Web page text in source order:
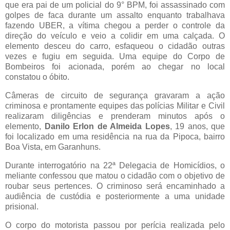
que era pai de um policial do 9° BPM, foi assassinado com
golpes de faca durante um assalto enquanto trabalhava
fazendo UBER, a vítima chegou a perder o controle da
direção do veículo e veio a colidir em uma calçada. O
elemento desceu do carro, esfaqueou o cidadão outras
vezes e fugiu em seguida. Uma equipe do Corpo de
Bombeiros foi acionada, porém ao chegar no local
constatou o óbito.
Câmeras de circuito de segurança gravaram a ação
criminosa e prontamente equipes das polícias Militar e Civil
realizaram diligências e prenderam minutos após o
elemento,
Danilo Erlon de Almeida Lopes, 19 anos, que
foi localizado em uma residência na rua da Pipoca, bairro
Boa Vista, em Garanhuns.
Durante interrogatório na 22ª Delegacia de Homicídios, o
meliante confessou que matou o cidadão com o objetivo de
roubar seus pertences. O criminoso será encaminhado a
audiência de custódia e posteriormente a uma unidade
prisional.
O corpo do motorista passou por perícia realizada pelo